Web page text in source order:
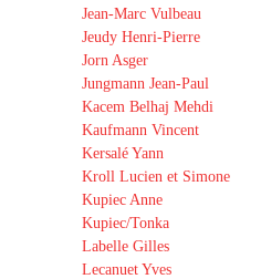
Jean-Marc Vulbeau
Jeudy Henri-Pierre
Jorn Asger
Jungmann Jean-Paul
Kacem Belhaj Mehdi
Kaufmann Vincent
Kersalé Yann
Kroll Lucien et Simone
Kupiec Anne
Kupiec/Tonka
Labelle Gilles
Lecanuet Yves